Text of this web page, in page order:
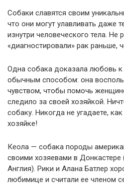
Собаки славятся своим
что они могут улавливать даже
изнутри человеческого тела. Не
«диагностировали» рак раньше,
Одна собака доказала любовь
обычным способом: она
чувством, чтобы помочь
следило за своей хозяйкой.
собаку. Никогда не угадаете,
хозяйке!
Кеола — собака породы
своими хозяевами в
Англия). Рики и Алана Батлер
любимице и считали ее членом